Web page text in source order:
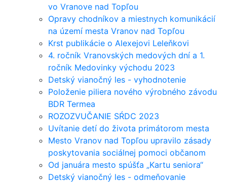
vo Vranove nad Topľou
Opravy chodníkov a miestnych komunikácií
na území mesta Vranov nad Topľou
Krst publikácie o Alexejovi Leleňkovi
4. ročník Vranovských medových dní a 1.
ročník Medovinky východu 2023
Detský vianočný les - vyhodnotenie
Položenie piliera nového výrobného závodu
BDR Termea
ROZOZVUČANIE SŔDC 2023
Uvítanie detí do života primátorom mesta
Mesto Vranov nad Topľou upravilo zásady
poskytovania sociálnej pomoci občanom
Od januára mesto spúšťa „Kartu seniora“
Detský vianočný les - odmeňovanie